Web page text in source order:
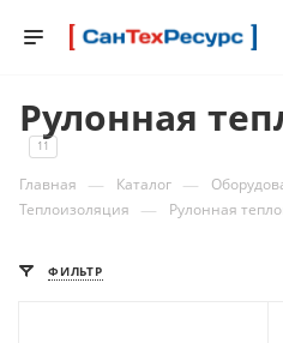
Рулонная
11
Главная — Каталог —
Теплоизоляция — Рулонная
ФИЛЬТР